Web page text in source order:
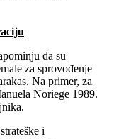
da su
za sprovođenje
Na primer, za
Noriege 1989.
i